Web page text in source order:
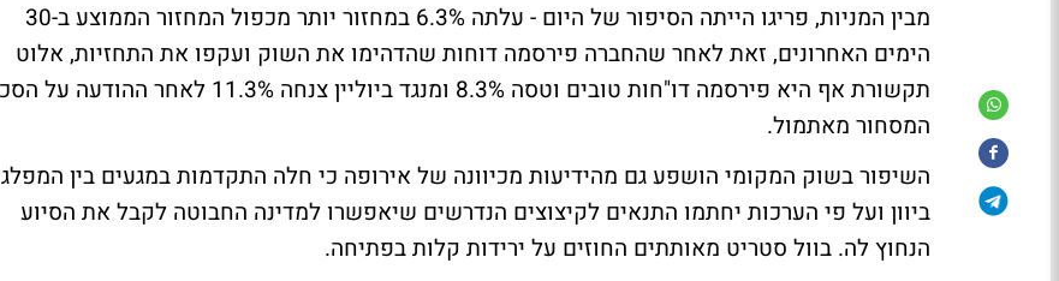
מבין המניות, פריגו הייתה הסיפור של היום - עלתה 6.3% במחזור יותר מכפול המחזור הממוצע ב-30
הימים האחרונים, זאת לאחר שהחברה פירסמה דוחות שהדהימו את השוק ועקפו את התחזיות, אלוט
תקשורת אף היא פירסמה דו"חות טובים וטסה 8.3% ומנגד ביוליין צנחה 11.3% לאחר
המסחור מאתמול.
השיפור בשוק המקומי הושפע גם מהידיעות מכיוונה של אירופה כי חלה התקדמות במגעים בין
ביוון ועל פי הערכות יחתמו התנאים לקיצוצים הנדרשים שיאפשרו למדינה החבוטה לקבל את הסיוע
הנחוץ לה. בוול סטריט מאותתים החוזים על ירידות קלות בפתיחה.